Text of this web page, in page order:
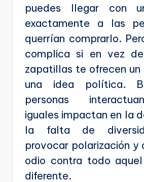
puedes llegar con
exactamente a las
querrían comprarlo.
complica si en vez
zapatillas te ofrecen
una idea política.
personas
iguales impactan en la
la falta de
provocar polarización y
odio contra todo
diferente.